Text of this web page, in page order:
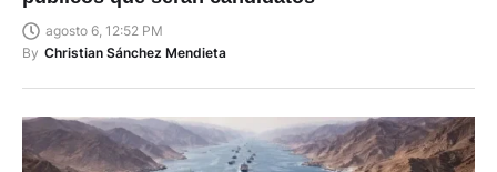
agosto 6, 12:52 PM
By Christian Sánchez Mendieta